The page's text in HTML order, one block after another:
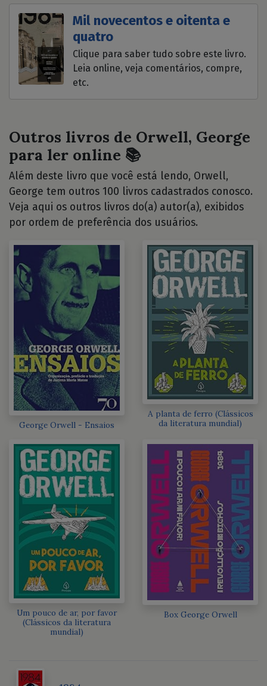
Mil novecentos e oitenta e
quatro
Clique para saber tudo sobre este livro.
Leia online, veja comentários, compre,
etc.
Outros livros de Orwell, George
para ler online 📚
Além deste livro que você está lendo, Orwell,
George tem outros 100 livros cadastrados conosco.
Veja aqui os outros livros do(a) autor(a), exibidos
por ordem de preferência dos usuários.
George Orwell - Ensaios
A planta de ferro (Clássicos
da literatura mundial)
Um pouco de ar, por favor
(Clássicos da literatura
mundial)
Box George Orwell